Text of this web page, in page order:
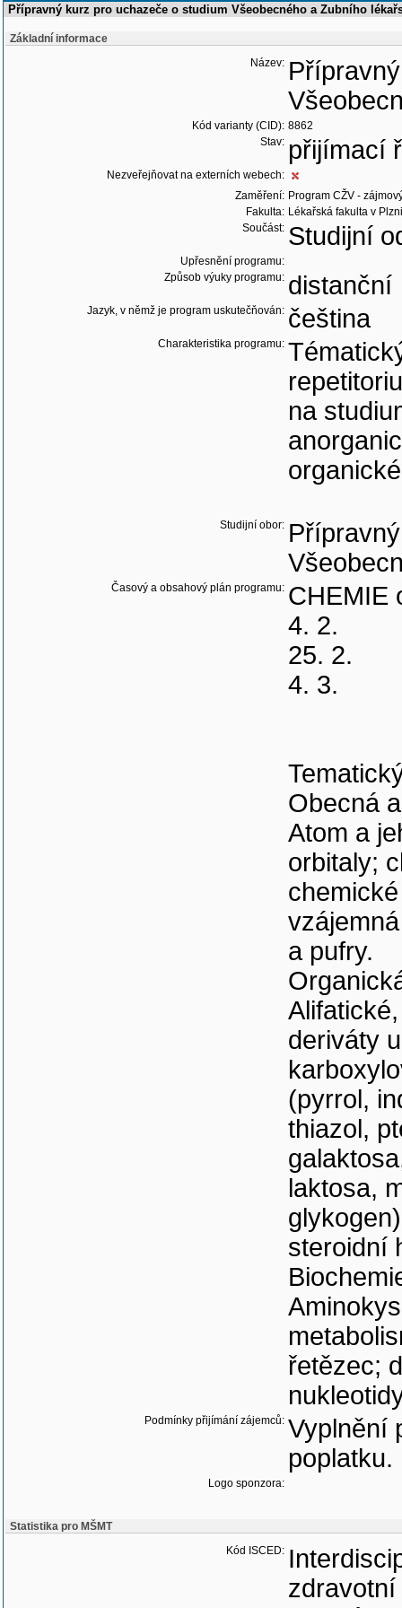
Přípravný kurz pro uchazeče o studium Všeobecného a Zubního
Základní informace
Název:
Kód varianty (CID): 8862
Stav: přijímací
Nezveřejňovat na externích webech:
Zaměření: Program CŽV -
Fakulta: Lékařská fakulta v Plzni
Součást: Studijní
Upřesnění programu:
Způsob výuky programu: distanční
Jazyk, v němž je program uskutečňován: čeština
Charakteristika programu:
na
Studijní obor:
Časový a obsahový plán programu: CHEMIE
4. 2.
25. 2.
4. 3.
Obecná
Atom a
orbitaly;
a pufry.
deriváty
(pyrrol,
thiazol,
laktosa,
steroidní
řetězec;
Podmínky přijímání zájemců: Vyplnění
poplatku.
Logo sponzora:
Statistika pro MŠMT
Kód ISCED: